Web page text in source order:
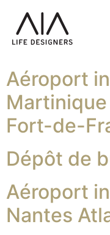
Aéroport
Fort-de-
Dépôt de
Aéroport
Nantes